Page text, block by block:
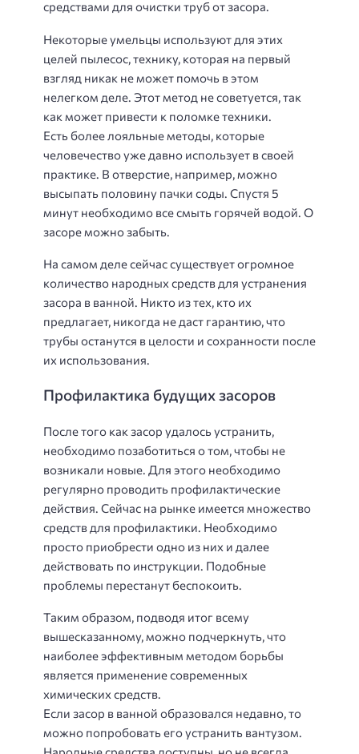
средствами для очистки труб от засора.
Некоторые умельцы используют для этих
целей пылесос, технику, которая на первый
взгляд никак не может помочь в этом
нелегком деле. Этот метод не советуется, так
как может привести к поломке техники.
Есть более лояльные методы, которые
человечество уже давно использует в своей
практике. В отверстие, например, можно
высыпать половину пачки соды. Спустя 5
минут необходимо все смыть горячей водой. О
засоре можно забыть.
На самом деле сейчас существует огромное
количество народных средств для устранения
засора в ванной. Никто из тех, кто их
предлагает, никогда не даст гарантию, что
трубы останутся в целости и сохранности после
их использования.
Профилактика будущих засоров
После того как засор удалось устранить,
необходимо позаботиться о том, чтобы не
возникали новые. Для этого необходимо
регулярно проводить профилактические
действия. Сейчас на рынке имеется множество
средств для профилактики. Необходимо
просто приобрести одно из них и далее
действовать по инструкции. Подобные
проблемы перестанут беспокоить.
Таким образом, подводя итог всему
вышесказанному, можно подчеркнуть, что
наиболее эффективным методом борьбы
является применение современных
химических средств.
Если засор в ванной образовался недавно, то
можно попробовать его устранить вантузом.